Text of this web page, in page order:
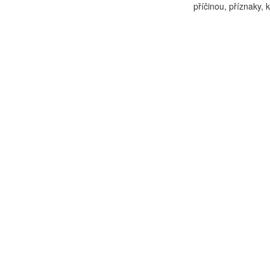
příčinou, příznaky,